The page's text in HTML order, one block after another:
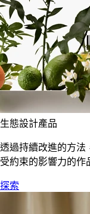
生態設計產品
透過持續改進的方法
受約束的影響力的作
探索